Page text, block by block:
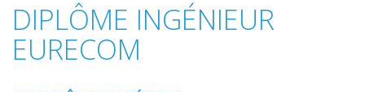
DIPLÔME INGÉNIEUR
EURECOM